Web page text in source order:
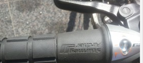
do cabo de marcha do cubo
utilização de nenhuma ferramente.
deve ser a mesma verificada em